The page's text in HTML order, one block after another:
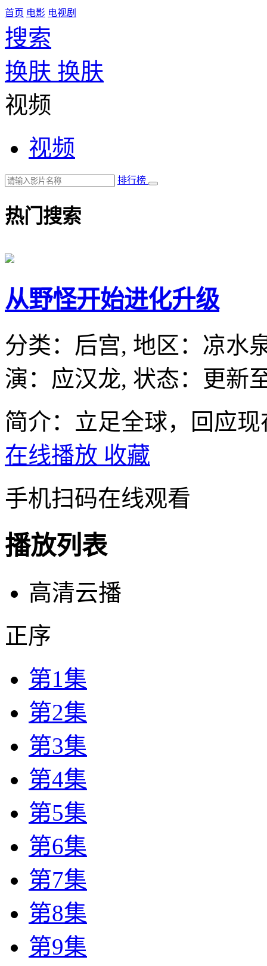
首页 电影 电视剧
搜索
换肤 换肤
视频
视频
排行榜
热门搜索
从野怪开始进化升级
分类： 后宫, 地区： 凉水
演： 应汉龙, 状态：更新
简介：立足全球，回应
在线播放 收藏
手机扫码在线观看
播放列表
高清云播
正序
第1集
第2集
第3集
第4集
第5集
第6集
第7集
第8集
第9集